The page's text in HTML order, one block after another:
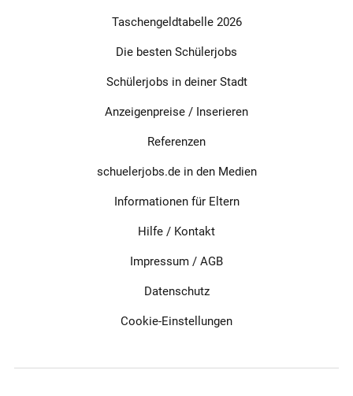
Taschengeldtabelle 2026
Die besten Schülerjobs
Schülerjobs in deiner Stadt
Anzeigenpreise / Inserieren
Referenzen
schuelerjobs.de in den Medien
Informationen für Eltern
Hilfe / Kontakt
Impressum / AGB
Datenschutz
Cookie-Einstellungen